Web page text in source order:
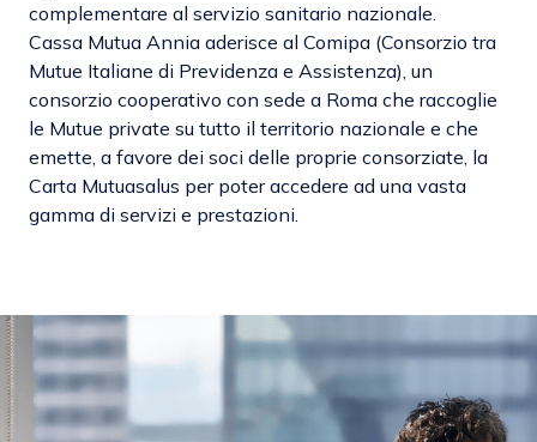
complementare al servizio sanitario nazionale.
Cassa Mutua Annia aderisce al Comipa (Consorzio tra
Mutue Italiane di Previdenza e Assistenza), un
consorzio cooperativo con sede a Roma che raccoglie
le Mutue private su tutto il territorio nazionale e che
emette, a favore dei soci delle proprie consorziate, la
Carta Mutuasalus per poter accedere ad una vasta
gamma di servizi e prestazioni.